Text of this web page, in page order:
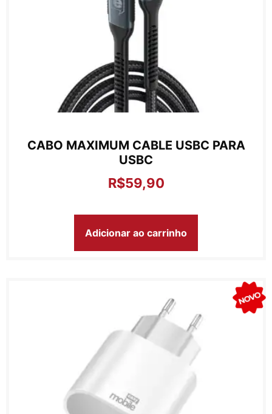
CABO MAXIMUM CABLE USBC PARA
USBC
R$59,90
Adicionar ao carrinho